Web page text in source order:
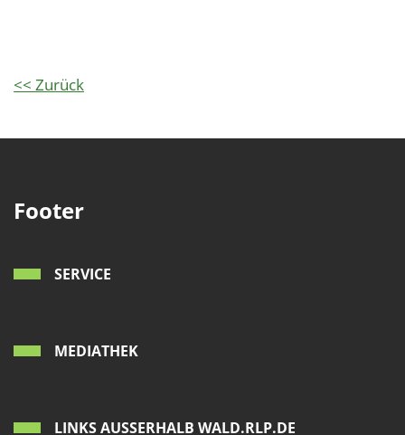
<< Zurück
Footer
SERVICE
MEDIATHEK
LINKS AUSSERHALB WALD.RLP.DE